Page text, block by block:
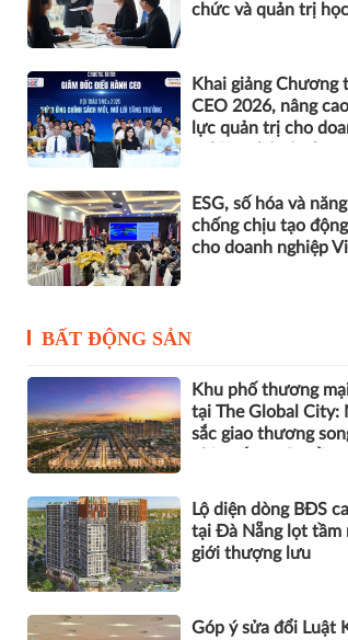
chức và quản trị học
Khai giảng Chương
CEO 2026, nâng
lực quản trị cho
ESG, số hóa và
chống chịu tạo
cho doanh nghiệp
BẤT ĐỘNG SẢN
Khu phố thương
tại The Global City:
sắc giao thương
Lộ diện dòng BĐS
tại Đà Nẵng lọt tầm
giới thượng lưu
Góp ý sửa đổi Luật